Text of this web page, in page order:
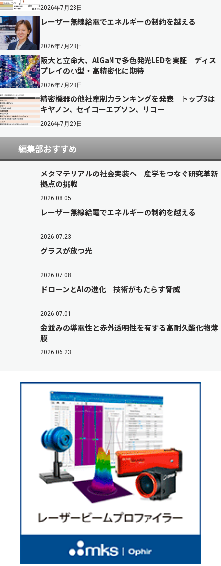
2026年7月28日
レーザー無線給電でエネルギーの制約を越える
2026年7月23日
阪大と立命大、AlGaNで多色発光LEDを実証 ディス
プレイの小型・高精密化に期待
2026年7月23日
精密機器の他社牽制力ランキングを発表 トップ3は
キヤノン、セイコーエプソン、リコー
2026年7月29日
編集部おすすめ
メタマテリアルの社会実装へ 産学をつなぐ研究革新
拠点の挑戦
2026.08.05
レーザー無線給電でエネルギーの制約を越える
2026.07.23
グラスが放つ光
2026.07.08
ドローンとAIの進化 技術がもたらす脅威
2026.07.01
金並みの導電性と赤外透明性を有する高耐久酸化物薄
膜
2026.06.23